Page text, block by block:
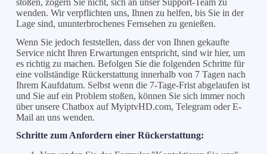
wenden. Wir verpflichten uns, Ihnen zu helfen, bis Sie in der
Lage sind, ununterbrochenes Fernsehen zu genießen.
Wenn Sie jedoch feststellen, dass der von Ihnen gekaufte
Service nicht Ihren Erwartungen entspricht, sind wir hier, um
es richtig zu machen. Befolgen Sie die folgenden Schritte für
eine vollständige Rückerstattung innerhalb von 7 Tagen nach
Ihrem Kaufdatum. Selbst wenn die 7-Tage-Frist abgelaufen ist
und Sie auf ein Problem stoßen, können Sie sich immer noch
über unsere Chatbox auf MyiptvHD.com, Telegram oder E-
Mail an uns wenden.
Schritte zum Anfordern einer Rückerstattung: